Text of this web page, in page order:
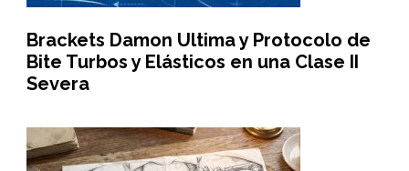
Brackets Damon Ultima y Protocolo de
Bite Turbos y Elásticos en una Clase II
Severa